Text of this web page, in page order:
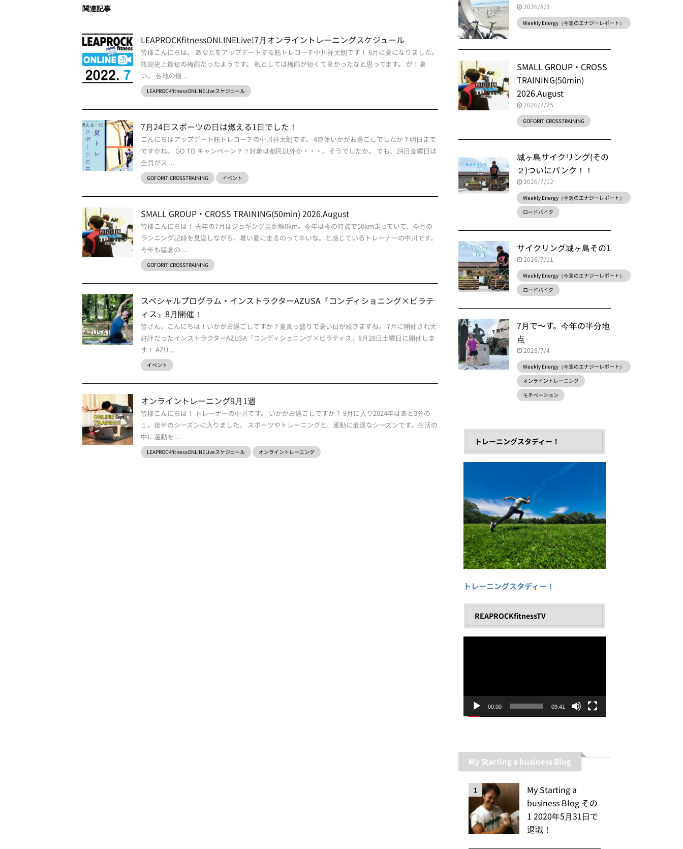
関連記事
LEAPROCKfitnessONLINELive!7月オンライントレーニングスケジュール
皆様こんにちは。 あなたをアップデートする筋トレコーチ中川祥太朗です！ 6月に夏になりました。
観測史上最短の梅雨だったようです。 私としては梅雨が短くて良かったなと思ってます。 が！暑
い。 各地の最 ...
LEAPROCKfitnessONLINELiveスケジュール
7月24日スポーツの日は燃える1日でした！
こんにちはアップデート筋トレコーチの中川祥太朗です。 4連休いかがお過ごしでしたか？明日まで
ですかね。 GO TO キャンペーン？？対象は都民以外か・・・。そうでしたか。 でも、24日金曜日は
全員がス ...
GOFORIT!CROSSTRAINING イベント
SMALL GROUP・CROSS TRAINING(50min) 2026.August
皆様こんにちは！ 去年の7月はジョギング走距離0km。今年は今の時点で50km走っていて、今月の
ランニング記録を見返しながら、暑い夏に走るのって辛いな。と感じているトレーナーの中川です。
今年も猛暑の ...
GOFORIT!CROSSTRAINING
スペシャルプログラム・インストラクターAZUSA『コンディショニング×ピラテ
ィス』8月開催！
皆さん、こんにちは！いかがお過ごしですか？夏真っ盛りで暑い日が続きますね。 7月に開催され大
好評だったインストラクターAZUSA『コンディショニング×ピラティス』8月28日土曜日に開催しま
す！ AZU ...
イベント
オンライントレーニング9月1週
皆様こんにちは！ トレーナーの中川です。 いかがお過ごしですか？ 9月に入り2024年はあと3分の
１。後半のシーズンに入りました。 スポーツやトレーニングと、運動に最適なシーズンです。生活の
中に運動を ...
LEAPROCKfitnessONLINELiveスケジュール オンライントレーニング
2026/8/3
Weekly Energy（今週のエナジーレポート）
SMALL GROUP・CROSS
TRAINING(50min)
2026.August
2026/7/25
GOFORIT!CROSSTRAINING
城ヶ島サイクリング(その
２)ついにパンク！！
2026/7/12
Weekly Energy（今週のエナジーレポート）
ロードバイク
サイクリング城ヶ島その1
2026/7/11
Weekly Energy（今週のエナジーレポート）
ロードバイク
7月で〜す。今年の半分地
点
2026/7/4
Weekly Energy（今週のエナジーレポート）
オンライントレーニング
モチベーション
トレーニングスタディー！
トレーニングスタディー！
REAPROCKfitnessTV
ー
00:00 09:41
My Starting a business Blog
1
My Starting a
business Blog その
1 2020年5月31日で
退職！